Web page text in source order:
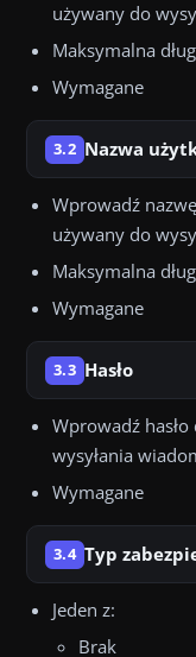
używany do
Maksymalna
Wymagane
3.2 Nazwa
Wprowadź
używany do
Maksymalna
Wymagane
3.3 Hasło
Wprowadź
wysyłania
Wymagane
3.4 Typ
Jeden z:
Brak